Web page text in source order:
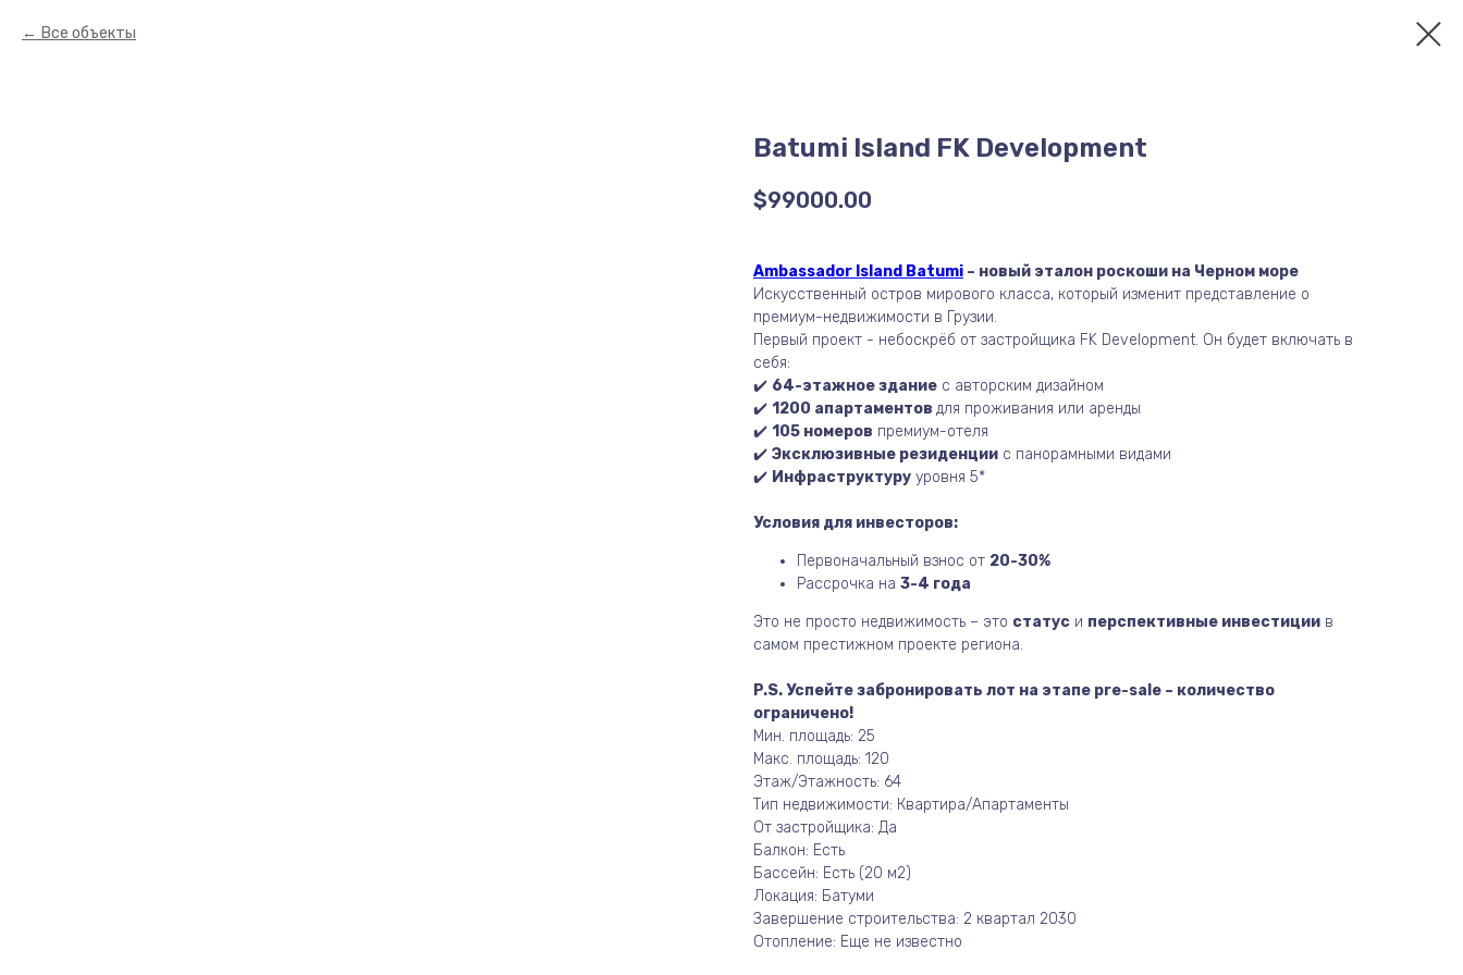
Все объекты
Batumi Island FK Development
$99000.00
Ambassador Island Batumi – новый эталон роскоши на Черном море
Искусственный остров мирового класса, который изменит представление о
премиум-недвижимости в Грузии.
Первый проект - небоскрёб от застройщика FK Development. Он будет включать в
себя:
✔️ 64-этажное здание с авторским дизайном
✔️ 1200 апартаментов для проживания или аренды
✔️ 105 номеров премиум-отеля
✔️ Эксклюзивные резиденции с панорамными видами
✔️ Инфраструктуру уровня 5*
Условия для инвесторов:
Первоначальный взнос от 20-30%
Рассрочка на 3-4 года
Это не просто недвижимость – это статус и перспективные инвестиции в
самом престижном проекте региона.
P.S. Успейте забронировать лот на этапе pre-sale – количество
ограничено!
Мин. площадь: 25
Макс. площадь: 120
Этаж/Этажность: 64
Тип недвижимости: Квартира/Апартаменты
От застройщика: Да
Балкон: Есть
Бассейн: Есть (20 м2)
Локация: Батуми
Завершение строительства: 2 квартал 2030
Отопление: Еще не известно